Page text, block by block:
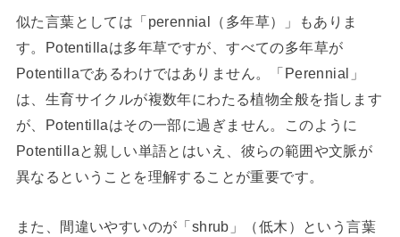
似た言葉としては「perennial（多年草）」もありま
す。Potentillaは多年草ですが、すべての多年草が
Potentillaであるわけではありません。「Perennial」
は、生育サイクルが複数年にわたる植物全般を指します
が、Potentillaはその一部に過ぎません。このように
Potentillaと親しい単語とはいえ、彼らの範囲や文脈が
異なるということを理解することが重要です。
また、間違いやすいのが「shrub」（低木）という言葉